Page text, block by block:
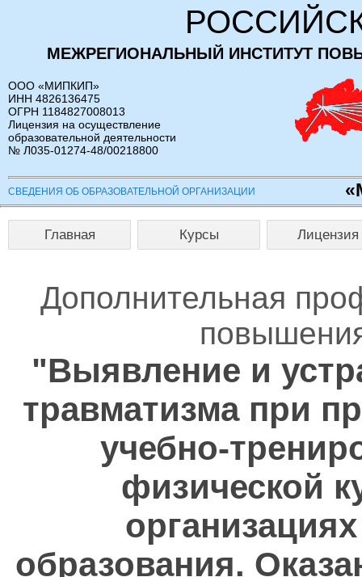
МЕЖРЕГИОНАЛЬНЫЙ ИНСТИТУТ
ООО «МИПКИП»
ИНН 4826136475
ОГРН 1184827008013
Лицензия на осуществление
образовательной деятельности
№ Л035-01274-48/00218800
СВЕДЕНИЯ ОБ ОБРАЗОВАТЕЛЬНОЙ ОРГАНИЗАЦИИ
Главная Курсы Лицензия
Дополнительная
"Выявление и
травматизма при
учебно-
физической
образования.